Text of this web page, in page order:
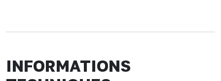
INFORMATIONS